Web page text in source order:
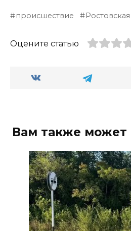
происшествие
Оцените статью
Вам также может